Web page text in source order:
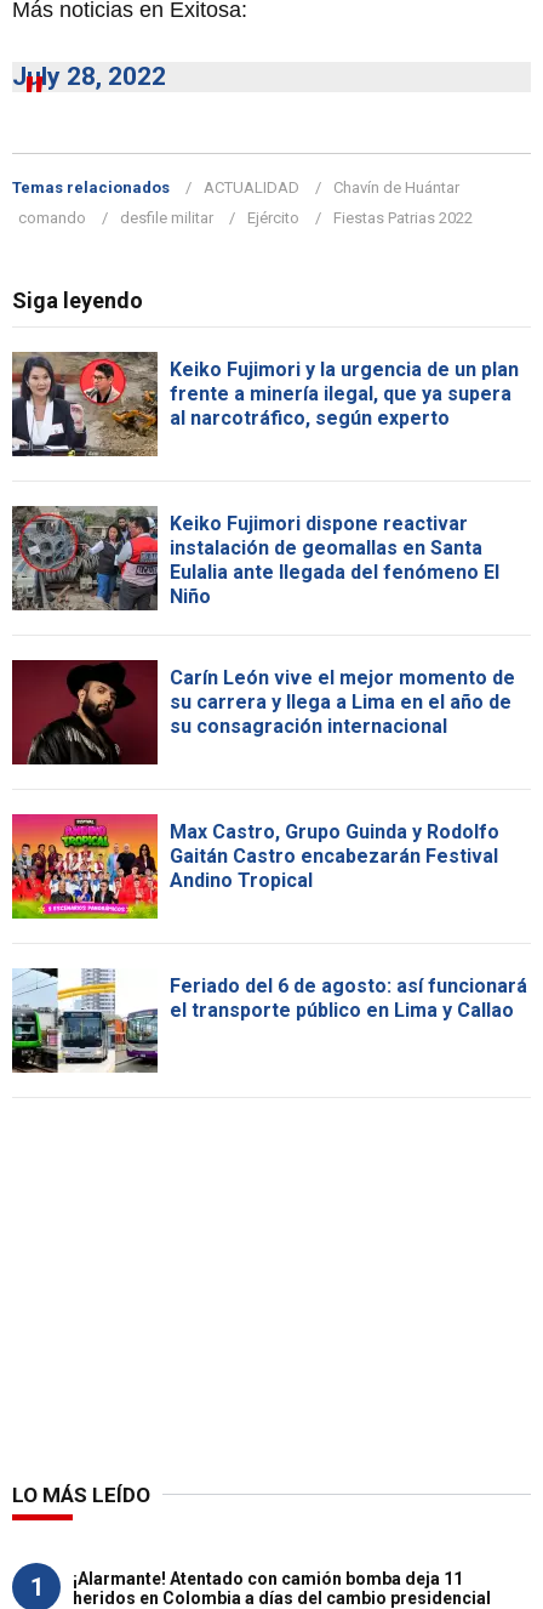
Más noticias en Exitosa:
July 28, 2022
Temas relacionados ACTUALIDAD
Chavín de Huántar
comando
desfile militar Ejército Fiestas Patrias 2022
Siga leyendo
Keiko Fujimori y la urgencia de un plan
frente a minería ilegal, que ya supera
al narcotráfico, según experto
Keiko Fujimori dispone reactivar
instalación de geomallas en Santa
Eulalia ante llegada del fenómeno El
Niño
Carín León vive el mejor momento de
su carrera y llega a Lima en el año de
su consagración internacional
Max Castro, Grupo Guinda y Rodolfo
Gaitán Castro encabezarán Festival
Andino Tropical
Feriado del 6 de agosto: así funcionará
el transporte público en Lima y Callao
LO MÁS LEÍDO
1
¡Alarmante! Atentado con camión bomba deja 11
heridos en Colombia a días del cambio presidencial